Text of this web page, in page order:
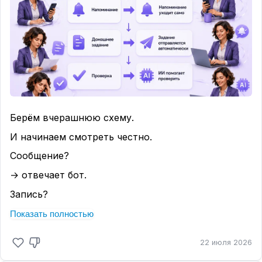
Берём вчерашнюю схему.
И начинаем смотреть честно.
Сообщение?
→ отвечает бот.
Запись?
→ календарь.
→ автоматическая ссылка.
Показать полностью
22 июля 2026